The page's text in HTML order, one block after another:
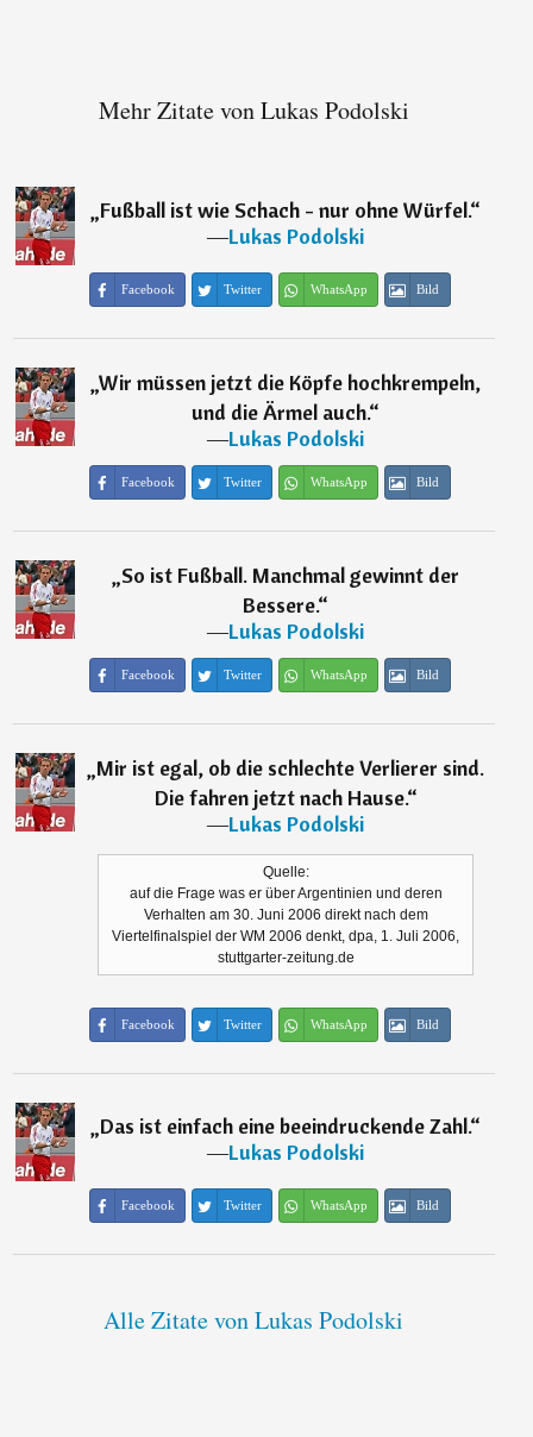
Mehr Zitate von Lukas Podolski
„Fußball ist wie Schach - nur ohne Würfel.“
―Lukas Podolski
Facebook Twitter WhatsApp Bild
„Wir müssen jetzt die Köpfe hochkrempeln,
und die Ärmel auch.“
―Lukas Podolski
Facebook Twitter WhatsApp Bild
„So ist Fußball. Manchmal gewinnt der
Bessere.“
―Lukas Podolski
Facebook Twitter WhatsApp Bild
„Mir ist egal, ob die schlechte Verlierer sind.
Die fahren jetzt nach Hause.“
―Lukas Podolski
Quelle:
auf die Frage was er über Argentinien und deren
Verhalten am 30. Juni 2006 direkt nach dem
Viertelfinalspiel der WM 2006 denkt, dpa, 1. Juli 2006,
stuttgarter-zeitung.de
Facebook Twitter WhatsApp Bild
„Das ist einfach eine beeindruckende Zahl.“
―Lukas Podolski
Facebook Twitter WhatsApp Bild
Alle Zitate von Lukas Podolski